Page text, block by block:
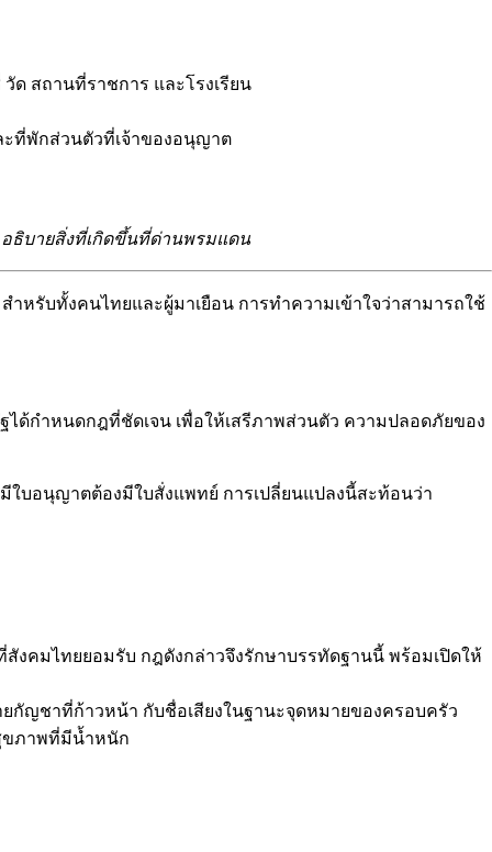
ด สถานที่ราชการ และโรงเรียน
ที่พักส่วนตัวที่เจ้าของอนุญาต
ธิบายสิ่งที่เกิดขึ้นที่ด่านพรมแดน
หรับทั้งคนไทยและผู้มาเยือน การทำความเข้าใจว่าสามารถใช้
ได้กำหนดกฎที่ชัดเจน เพื่อให้เสรีภาพส่วนตัว ความปลอดภัยของ
ใบอนุญาตต้องมีใบสั่งแพทย์ การเปลี่ยนแปลงนี้สะท้อนว่า
งคมไทยยอมรับ กฎดังกล่าวจึงรักษาบรรทัดฐานนี้ พร้อมเปิดให้
ยกัญชาที่ก้าวหน้า กับชื่อเสียงในฐานะจุดหมายของครอบครัว
ขภาพที่มีน้ำหนัก